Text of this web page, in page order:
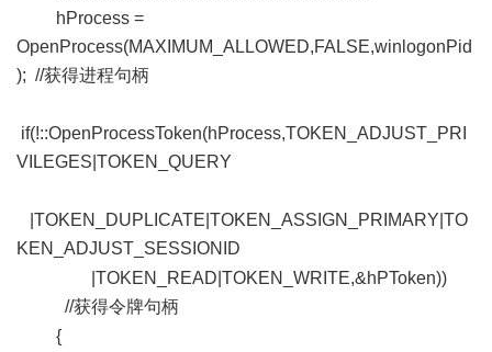
hProcess =
OpenProcess(MAXIMUM_ALLOWED,FALSE,winlogonPid
); //获得进程句柄
if(!::OpenProcessToken(hProcess,TOKEN_ADJUST_PRI
VILEGES|TOKEN_QUERY
|TOKEN_DUPLICATE|TOKEN_ASSIGN_PRIMARY|TO
KEN_ADJUST_SESSIONID
|TOKEN_READ|TOKEN_WRITE,&hPToken))
//获得令牌句柄
{